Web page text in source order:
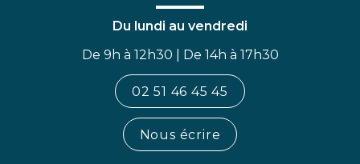
Du lundi au vendredi
De 9h à 12h30 | De 14h à 17h30
02 51 46 45 45
Nous écrire